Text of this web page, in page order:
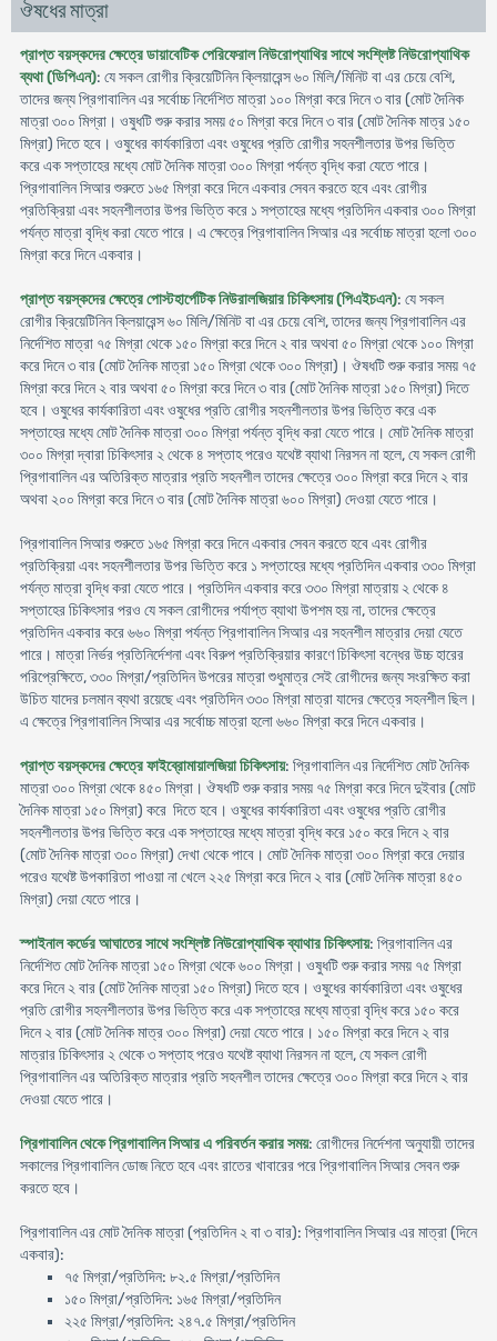
ঔষধের মাত্রা
প্রাপ্ত বয়স্কদের ক্ষেত্রে ডায়াবেটিক পেরিফেরাল নিউরোপ্যাথির সাথে সংশ্লিষ্ট নিউরোপ্যাথিক
ব্যথা (ডিপিএন): যে সকল রোগীর ক্রিয়েটিনিন ক্লিয়ারেন্স ৬০ মিলি/মিনিট বা এর চেয়ে বেশি,
তাদের জন্য প্রিগাবালিন এর সর্বোচ্চ নির্দেশিত মাত্রা ১০০ মিগ্রা করে দিনে ৩ বার (মোট দৈনিক
মাত্রা ৩০০ মিগ্রা। ওষুধটি শুরু করার সময় ৫০ মিগ্রা করে দিনে ৩ বার (মোট দৈনিক মাত্র ১৫০
মিগ্রা) দিতে হবে। ওষুধের কার্যকারিতা এবং ওষুধের প্রতি রোগীর সহনশীলতার উপর ভিত্তি
করে এক সপ্তাহের মধ্যে মোট দৈনিক মাত্রা ৩০০ মিগ্রা পর্যন্ত বৃদ্ধি করা যেতে পারে।
প্রিগাবালিন সিআর শুরুতে ১৬৫ মিগ্রা করে দিনে একবার সেবন করতে হবে এবং রোগীর
প্রতিক্রিয়া এবং সহনশীলতার উপর ভিত্তি করে ১ সপ্তাহের মধ্যে প্রতিদিন একবার ৩০০ মিগ্রা
পর্যন্ত মাত্রা বৃদ্ধি করা যেতে পারে। এ ক্ষেত্রে প্রিগাবালিন সিআর এর সর্বোচ্চ মাত্রা হলো ৩০০
মিগ্রা করে দিনে একবার।
প্রাপ্ত বয়স্কদের ক্ষেত্রে পোস্টহার্পেটিক নিউরালজিয়ার চিকিৎসায় (পিএইচএন): যে সকল
রোগীর ক্রিয়েটিনিন ক্লিয়ারেন্স ৬০ মিলি/মিনিট বা এর চেয়ে বেশি, তাদের জন্য প্রিগাবালিন এর
নির্দেশিত মাত্রা ৭৫ মিগ্রা থেকে ১৫০ মিগ্রা করে দিনে ২ বার অথবা ৫০ মিগ্রা থেকে ১০০ মিগ্রা
করে দিনে ৩ বার (মোট দৈনিক মাত্রা ১৫০ মিগ্রা থেকে ৩০০ মিগ্রা)। ঔষধটি শুরু করার সময় ৭৫
মিগ্রা করে দিনে ২ বার অথবা ৫০ মিগ্রা করে দিনে ৩ বার (মোট দৈনিক মাত্রা ১৫০ মিগ্রা) দিতে
হবে। ওষুধের কার্যকারিতা এবং ওষুধের প্রতি রোগীর সহনশীলতার উপর ভিত্তি করে এক
সপ্তাহের মধ্যে মোট দৈনিক মাত্রা ৩০০ মিগ্রা পর্যন্ত বৃদ্ধি করা যেতে পারে। মোট দৈনিক মাত্রা
৩০০ মিগ্রা দ্বারা চিকিৎসার ২ থেকে ৪ সপ্তাহ পরেও যথেষ্ট ব্যাথা নিরসন না হলে, যে সকল রোগী
প্রিগাবালিন এর অতিরিক্ত মাত্রার প্রতি সহনশীল তাদের ক্ষেত্রে ৩০০ মিগ্রা করে দিনে ২ বার
অথবা ২০০ মিগ্রা করে দিনে ৩ বার (মোট দৈনিক মাত্রা ৬০০ মিগ্রা) দেওয়া যেতে পারে।
প্রিগাবালিন সিআর শুরুতে ১৬৫ মিগ্রা করে দিনে একবার সেবন করতে হবে এবং রোগীর
প্রতিক্রিয়া এবং সহনশীলতার উপর ভিত্তি করে ১ সপ্তাহের মধ্যে প্রতিদিন একবার ৩৩০ মিগ্রা
পর্যন্ত মাত্রা বৃদ্ধি করা যেতে পারে। প্রতিদিন একবার করে ৩৩০ মিগ্রা মাত্রায় ২ থেকে ৪
সপ্তাহের চিকিৎসার পরও যে সকল রোগীদের পর্যাপ্ত ব্যাথা উপশম হয় না, তাদের ক্ষেত্রে
প্রতিদিন একবার করে ৬৬০ মিগ্রা পর্যন্ত প্রিগাবালিন সিআর এর সহনশীল মাত্রার দেয়া যেতে
পারে। মাত্রা নির্ভর প্রতিনির্দেশনা এবং বিরুপ প্রতিক্রিয়ার কারণে চিকিৎসা বন্ধের উচ্চ হারের
পরিপ্রেক্ষিতে, ৩৩০ মিগ্রা/প্রতিদিন উপরের মাত্রা শুধুমাত্র সেই রোগীদের জন্য সংরক্ষিত করা
উচিত যাদের চলমান ব্যথা রয়েছে এবং প্রতিদিন ৩৩০ মিগ্রা মাত্রা যাদের ক্ষেত্রে সহনশীল ছিল।
এ ক্ষেত্রে প্রিগাবালিন সিআর এর সর্বোচ্চ মাত্রা হলো ৬৬০ মিগ্রা করে দিনে একবার।
প্রাপ্ত বয়স্কদের ক্ষেত্রে ফাইব্রোমায়ালজিয়া চিকিৎসায়: প্রিগাবালিন এর নির্দেশিত মোট দৈনিক
মাত্রা ৩০০ মিগ্রা থেকে ৪৫০ মিগ্রা। ঔষধটি শুরু করার সময় ৭৫ মিগ্রা করে দিনে দুইবার (মোট
দৈনিক মাত্রা ১৫০ মিগ্রা) করে দিতে হবে। ওষুধের কার্যকারিতা এবং ওষুধের প্রতি রোগীর
সহনশীলতার উপর ভিত্তি করে এক সপ্তাহের মধ্যে মাত্রা বৃদ্ধি করে ১৫০ করে দিনে ২ বার
(মোট দৈনিক মাত্রা ৩০০ মিগ্রা) দেখা থেকে পাবে। মোট দৈনিক মাত্রা ৩০০ মিগ্রা করে দেয়ার
পরেও যথেষ্ট উপকারিতা পাওয়া না খেলে ২২৫ মিগ্রা করে দিনে ২ বার (মোট দৈনিক মাত্রা ৪৫০
মিগ্রা) দেয়া যেতে পারে।
স্পাইনাল কর্ডের আঘাতের সাথে সংশ্লিষ্ট নিউরোপ্যাথিক ব্যাথার চিকিৎসায়: প্রিগাবালিন এর
নির্দেশিত মোট দৈনিক মাত্রা ১৫০ মিগ্রা থেকে ৬০০ মিগ্রা। ওষুধটি শুরু করার সময় ৭৫ মিগ্রা
করে দিনে ২ বার (মোট দৈনিক মাত্রা ১৫০ মিগ্রা) দিতে হবে। ওষুধের কার্যকারিতা এবং ওষুধের
প্রতি রোগীর সহনশীলতার উপর ভিত্তি করে এক সপ্তাহের মধ্যে মাত্রা বৃদ্ধি করে ১৫০ করে
দিনে ২ বার (মোট দৈনিক মাত্র ৩০০ মিগ্রা) দেয়া যেতে পারে। ১৫০ মিগ্রা করে দিনে ২ বার
মাত্রার চিকিৎসার ২ থেকে ৩ সপ্তাহ পরেও যথেষ্ট ব্যাথা নিরসন না হলে, যে সকল রোগী
প্রিগাবালিন এর অতিরিক্ত মাত্রার প্রতি সহনশীল তাদের ক্ষেত্রে ৩০০ মিগ্রা করে দিনে ২ বার
দেওয়া যেতে পারে।
প্রিগাবালিন থেকে প্রিগাবালিন সিআর এ পরিবর্তন করার সময়: রোগীদের নির্দেশনা অনুযায়ী তাদের
সকালের প্রিগাবালিন ডোজ নিতে হবে এবং রাতের খাবারের পরে প্রিগাবালিন সিআর সেবন শুরু
করতে হবে।
প্রিগাবালিন এর মোট দৈনিক মাত্রা (প্রতিদিন ২ বা ৩ বার): প্রিগাবালিন সিআর এর মাত্রা (দিনে
একবার):
৭৫ মিগ্রা/প্রতিদিন: ৮২.৫ মিগ্রা/প্রতিদিন
১৫০ মিগ্রা/প্রতিদিন: ১৬৫ মিগ্রা/প্রতিদিন
২২৫ মিগ্রা/প্রতিদিন: ২৪৭.৫ মিগ্রা/প্রতিদিন